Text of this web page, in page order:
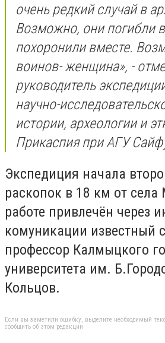
очень редкий случай в
Возможно, они погибли
похоронили вместе.
воинов- женщина», -
руководитель
научно-
истории, археологии и
Прикаспия при АГУ
Экспедиция начала
раскопок в 18 км от села
работе привлечён через
комуникации известный
профессор Калмыцкого
университета им.
Кольцов.
Если вы заметили ошибку, выделите необходимый
сообщить об этом редакции